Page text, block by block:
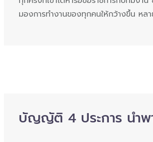
มองการทำงานของทุกคนให้กว้างขึ้น หล
บัญญัติ 4 ประการ นำพ